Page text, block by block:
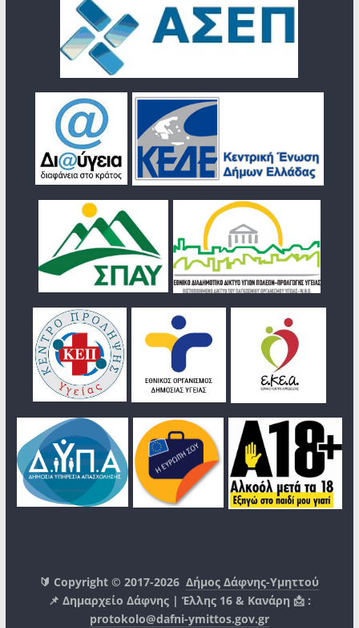
🔰 Copyright © 2017-2026Δήμος Δάφνης-Υμηττού
📌 Δημαρχείο Δάφνης | Έλλης 16 & Κανάρη 📩 :
protokolo@dafni-ymittos.gov.gr